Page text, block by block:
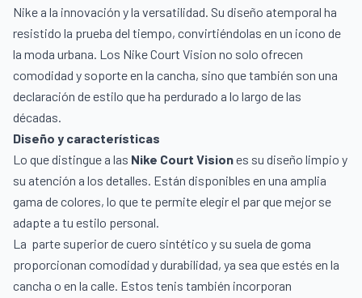
Nike a la innovación y la versatilidad. Su diseño atemporal ha
resistido la prueba del tiempo, convirtiéndolas en un icono de
la moda urbana. Los Nike Court Vision no solo ofrecen
comodidad y soporte en la cancha, sino que también son una
declaración de estilo que ha perdurado a lo largo de las
décadas.
Diseño y características
Lo que distingue a las Nike Court Visiones su diseño limpio y
su atención a los detalles. Están disponibles en una amplia
gama de colores, lo que te permite elegir el par que mejor se
adapte a tu estilo personal.
La parte superior de cuero sintético y su suela de goma
proporcionan comodidad y durabilidad, ya sea que estés en la
cancha o en la calle. Estos tenis también incorporan